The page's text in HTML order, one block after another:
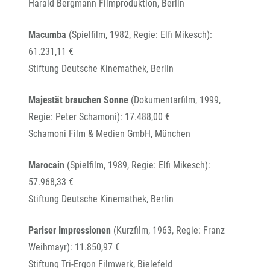
Harald Bergmann Filmproduktion, Berlin
Macumba (Spielfilm, 1982, Regie: Elfi Mikesch):
61.231,11 €
Stiftung Deutsche Kinemathek, Berlin
Majestät brauchen Sonne (Dokumentarfilm, 1999,
Regie: Peter Schamoni): 17.488,00 €
Schamoni Film & Medien GmbH, München
Marocain (Spielfilm, 1989, Regie: Elfi Mikesch):
57.968,33 €
Stiftung Deutsche Kinemathek, Berlin
Pariser Impressionen (Kurzfilm, 1963, Regie: Franz
Weihmayr): 11.850,97 €
Stiftung Tri-Ergon Filmwerk, Bielefeld